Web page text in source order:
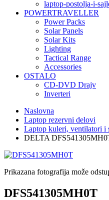
laptop-postolja-i-
POWERTRAVELLER
Power Packs
Solar Panels
Solar Kits
Lighting
Tactical Range
Accessories
OSTALO
CD-DVD Drajv
Inverteri
Naslovna
Laptop rezervni delovi
Laptop kuleri, ventilatori i
DELTA
Prikazana fotografija može
DFS541305MH0T